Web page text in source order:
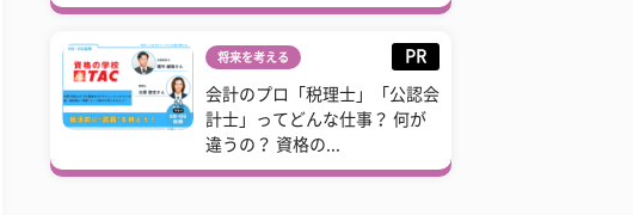
将来を考える PR
会計のプロ「税理士」「公認会
計士」ってどんな仕事？ 何が
違うの？ 資格の...